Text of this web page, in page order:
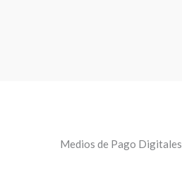
Medios de Pago Digitales